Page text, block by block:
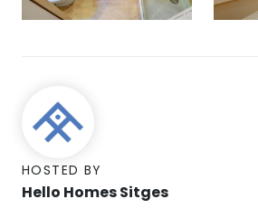
HOSTED BY
Hello Homes Sitges